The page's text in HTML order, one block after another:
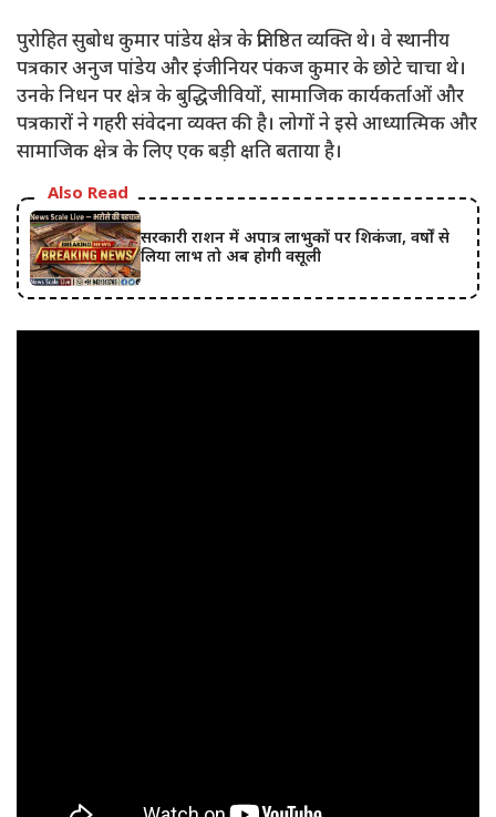
पुरोहित सुबोध कुमार पांडेय क्षेत्र के प्रतिष्ठित व्यक्ति थे। वे स्थानीय
पत्रकार अनुज पांडेय और इंजीनियर पंकज कुमार के छोटे चाचा थे।
उनके निधन पर क्षेत्र के बुद्धिजीवियों, सामाजिक कार्यकर्ताओं और
पत्रकारों ने गहरी संवेदना व्यक्त की है। लोगों ने इसे आध्यात्मिक और
सामाजिक क्षेत्र के लिए एक बड़ी क्षति बताया है।
Also Read
सरकारी राशन में अपात्र लाभुकों पर शिकंजा, वर्षों से
लिया लाभ तो अब होगी वसूली